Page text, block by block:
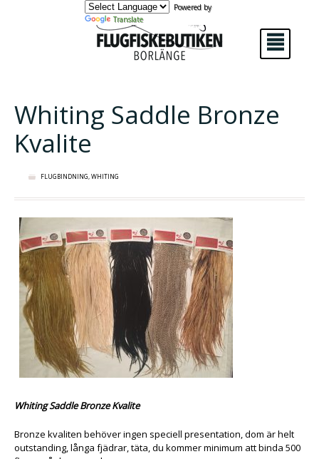
Powered by
Translate
²
Whiting Saddle Bronze
Kvalite
FLUGBINDNING,WHITING
Whiting Saddle Bronze Kvalite
Bronze kvaliten behöver ingen speciell presentation, dom är helt
outstanding, långa fjädrar, täta, du kommer minimum att binda 500